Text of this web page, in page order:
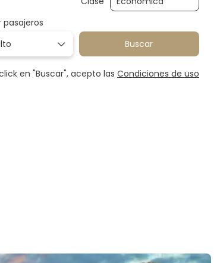
pasajeros
Buscar
en "Buscar", acepto las Condiciones de uso